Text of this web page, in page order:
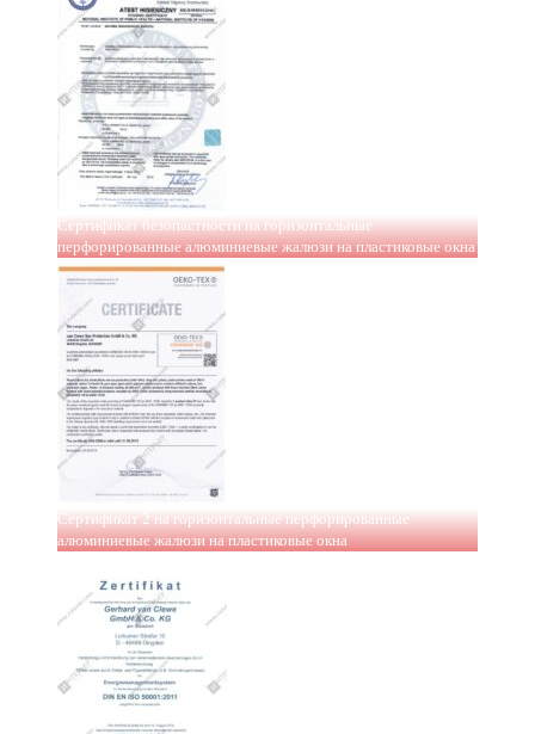
Сертификат безопастности на горизонтальные
перфорированные алюминиевые жалюзи на пластиковые окна
Сертификат 2 на горизонтальные перфорированные
алюминиевые жалюзи на пластиковые окна